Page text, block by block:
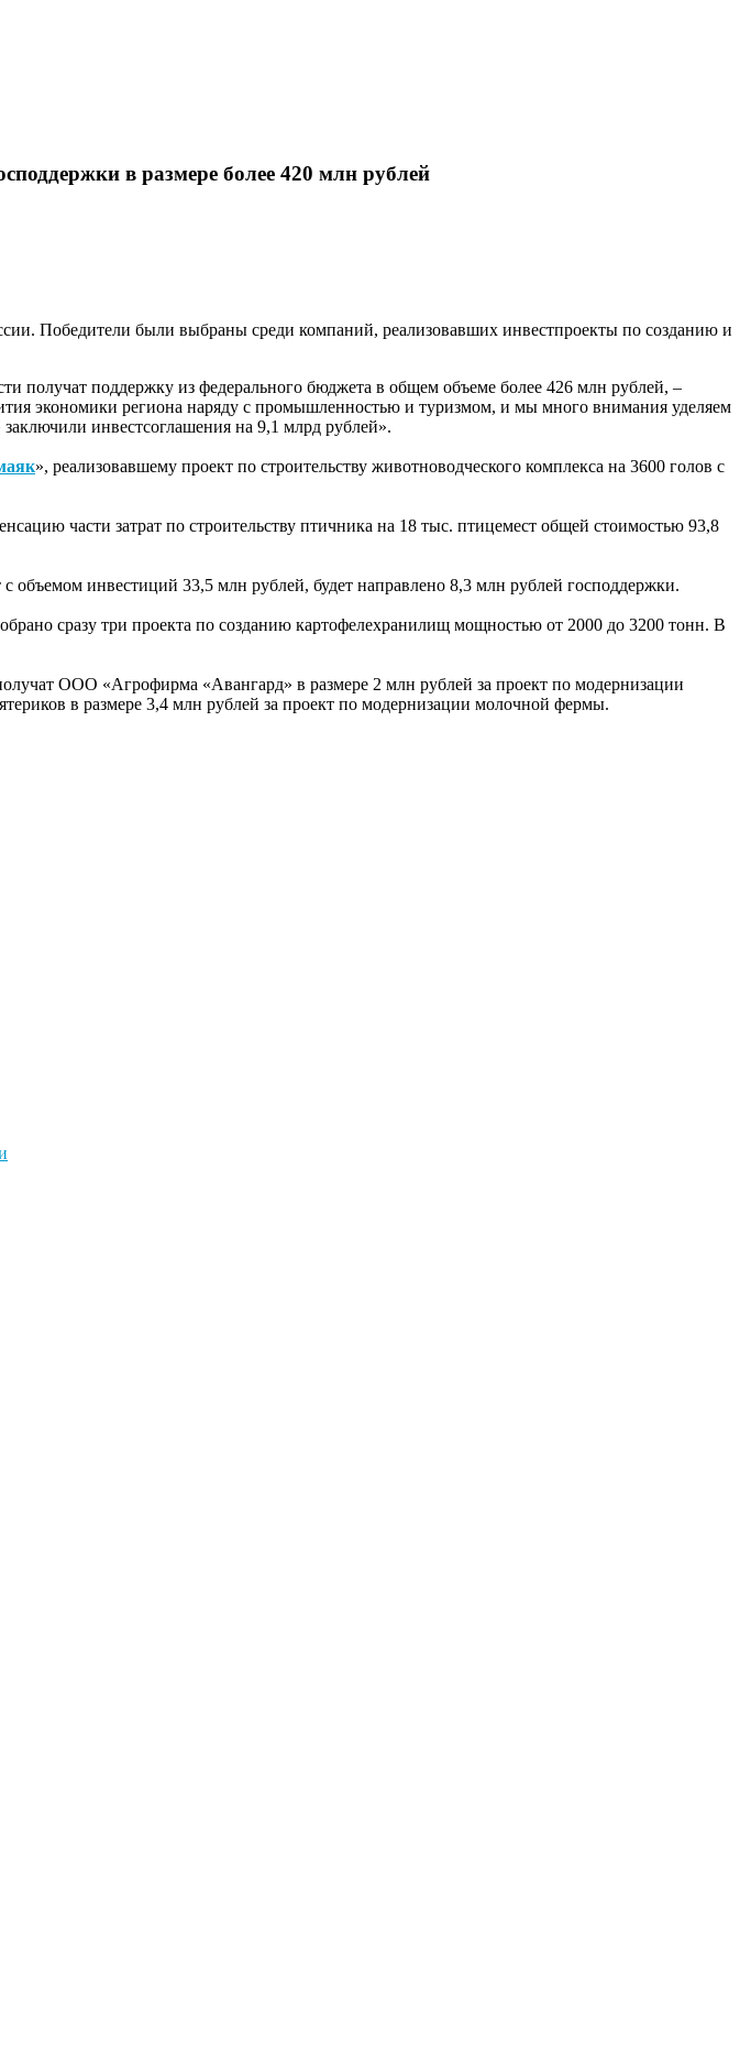
в размере более 420 млн рублей
Победители были выбраны среди компаний, реализовавших инвестпроекты по созданию и
получат поддержку из федерального бюджета в общем объеме более 426 млн рублей, –
экономики региона наряду с промышленностью и туризмом, и мы много внимания уделяем
инвестсоглашения на 9,1 млрд рублей».
», реализовавшему проект по строительству животноводческого комплекса на 3600 голов с
части затрат по строительству птичника на 18 тыс. птицемест общей стоимостью 93,8
объемом инвестиций 33,5 млн рублей, будет направлено 8,3 млн рублей господдержки.
сразу три проекта по созданию картофелехранилищ мощностью от 2000 до 3200 тонн. В
ООО «Агрофирма «Авангард» в размере 2 млн рублей за проект по модернизации
в размере 3,4 млн рублей за проект по модернизации молочной фермы.